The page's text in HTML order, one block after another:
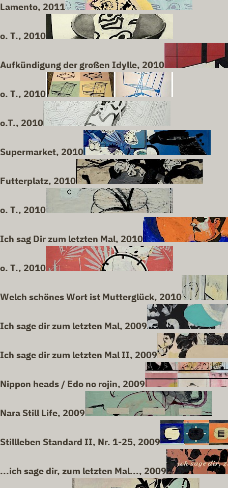
Lamento, 2011
o. T., 2010
Aufkündigung der großen Idylle, 2010
o. T., 2010
o.T., 2010
Supermarket, 2010
Futterplatz, 2010
o. T., 2010
Ich sag Dir zum letzten Mal, 2010
o. T., 2010
Welch schönes Wort ist Mutterglück, 2010
Ich sage dir zum letzten Mal, 2009
Ich sage dir zum letzten Mal II, 2009
Nippon heads / Edo no rojin, 2009
Nara Still Life, 2009
Stillleben Standard II, Nr. 1-25, 2009
...ich sage dir, zum letzten Mal..., 2009